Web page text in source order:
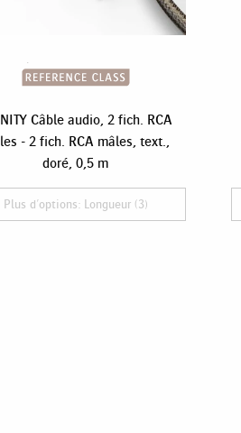
Câble audio, 2 fich. RCA
- 2 fich. RCA mâles, text.,
doré, 0,5 m
Plus d'options: Longueur (3)